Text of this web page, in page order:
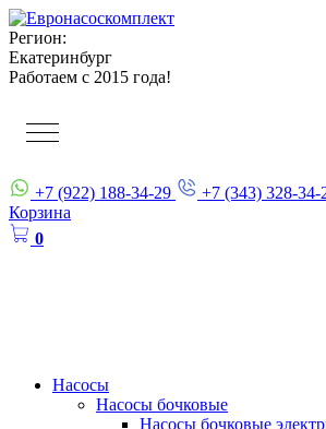
Регион:
Екатеринбург
Работаем с 2015 года!
+7 (922) 188-34-29 +7 (343) 328-34-
Корзина
0
Насосы
Насосы бочковые
Насосы бочковые